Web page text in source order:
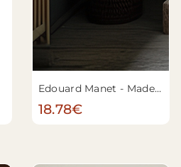
Edouard Manet - Mademoiselle V. . . en costume d'espada
18.78€